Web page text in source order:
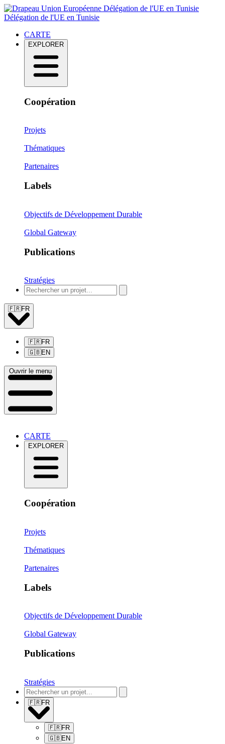
Délégation de l'UE en Tunisie
Délégation de l'UE en Tunisie
CARTE
EXPLORER
Coopération
Projets
Thématiques
Partenaires
Labels
Objectifs de Développement Durable
Global Gateway
Publications
Stratégies
🇫🇷FR
🇫🇷FR
🇬🇧EN
Ouvrir le menu
CARTE
EXPLORER
Coopération
Projets
Thématiques
Partenaires
Labels
Objectifs de Développement Durable
Global Gateway
Publications
Stratégies
🇫🇷FR
🇫🇷FR
🇬🇧EN